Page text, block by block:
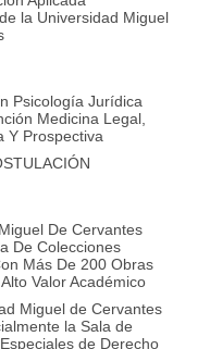
la Universidad Miguel
Psicología Jurídica
Medicina Legal,
Y Prospectiva
De Cervantes
De Colecciones
Más De 200 Obras
Valor Académico
Miguel de Cervantes
la Sala de
de Derecho